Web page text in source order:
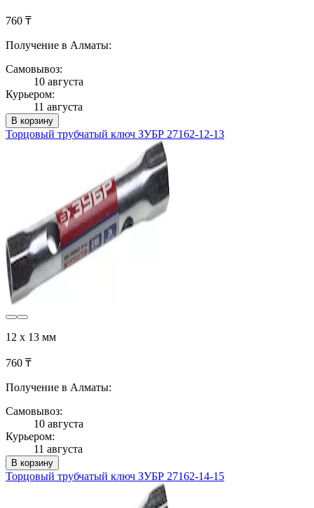
760 ₸
Получение в Алматы:
Самовывоз:
10 августа
Курьером:
11 августа
В корзину
Торцовый трубчатый ключ ЗУБР 27162-12-13
12 х 13 мм
760 ₸
Получение в Алматы:
Самовывоз:
10 августа
Курьером:
11 августа
В корзину
Торцовый трубчатый ключ ЗУБР 27162-14-15